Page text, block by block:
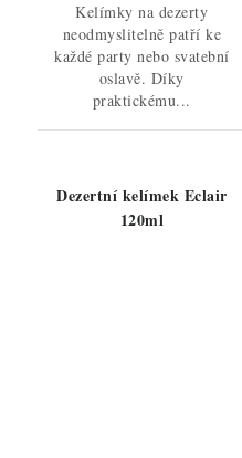
Kelímky na dezerty
neodmyslitelně patří ke
každé party nebo svatební
oslavě. Díky
praktickému...
Dezertní kelímek Eclair
120ml